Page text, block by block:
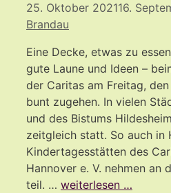
25. Oktober 202116.
Brandau
Eine Decke, etwas zu
gute Laune und Ideen –
der Caritas am Freitag,
bunt zugehen. In vielen
und des Bistums
zeitgleich statt. So auch in
Kindertagesstätten des
Hannover e. V. nehmen an
teil. … weiterlesen …